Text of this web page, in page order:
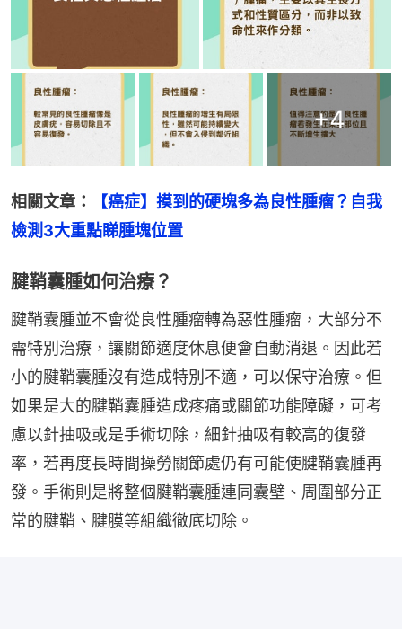
+4
相關文章：
【癌症】摸到的硬塊多為良性腫瘤？自我
檢測3大重點睇腫塊位置
腱鞘囊腫如何治療？
腱鞘囊腫並不會從良性腫瘤轉為惡性腫瘤，大部分不
需特別治療，讓關節適度休息便會自動消退。因此若
小的腱鞘囊腫沒有造成特別不適，可以保守治療。但
如果是大的腱鞘囊腫造成疼痛或關節功能障礙，可考
慮以針抽吸或是手術切除，細針抽吸有較高的復發
率，若再度長時間操勞關節處仍有可能使腱鞘囊腫再
發。手術則是將整個腱鞘囊腫連同囊壁、周圍部分正
常的腱鞘、腱膜等組織徹底切除。